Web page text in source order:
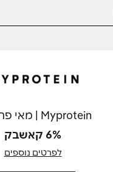
Myprotein | מאי פרוטאין
6% קאשבק
לפרטים נוספים